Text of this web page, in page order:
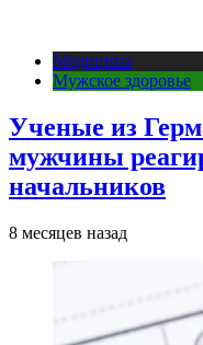
Медицина
Мужское здоровье
Ученые из
мужчины
начальников
8 месяцев назад